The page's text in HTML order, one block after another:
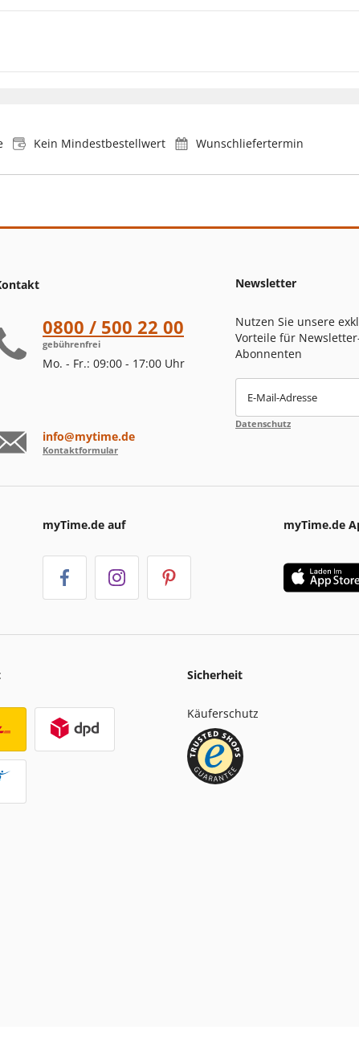
Kein Mindestbestellwert Wunschliefertermin
0800 / 500 22 00
gebührenfrei
Mo. - Fr.: 09:00 - 17:00 Uhr
info@mytime.de
Kontaktformular
Newsletter
Nutzen Sie unsere
Vorteile für
Abonnenten
E-Mail-Adresse
Datenschutz
myTime.de auf myTime.de
Sicherheit
Käuferschutz